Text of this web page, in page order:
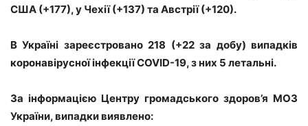
США (+177), у Чехії (+137) та Австрії (+120).
В Україні зареєстровано 218 (+22 за добу) випадків
коронавірусної інфекції COVID-19, з них 5 летальні.
За інформацією Центру громадського здоров’я МОЗ
України, випадки виявлено: